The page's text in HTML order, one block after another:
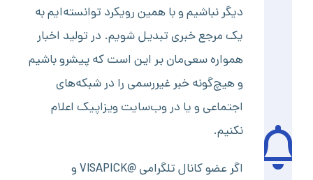
دیگر نباشیم و با همین رویکرد توانسته‌ایم به
یک مرجع خبری تبدیل شویم. در تولید اخبار
همواره سعی‌مان بر این است که پیشرو باشیم
و هیچ‌گونه خبر غیررسمی را در شبکه‌های
اجتماعی و یا در وب‌سایت ویزاپیک اعلام
نکنیم.
اگر عضو کانال تلگرامی @VISAPICK و